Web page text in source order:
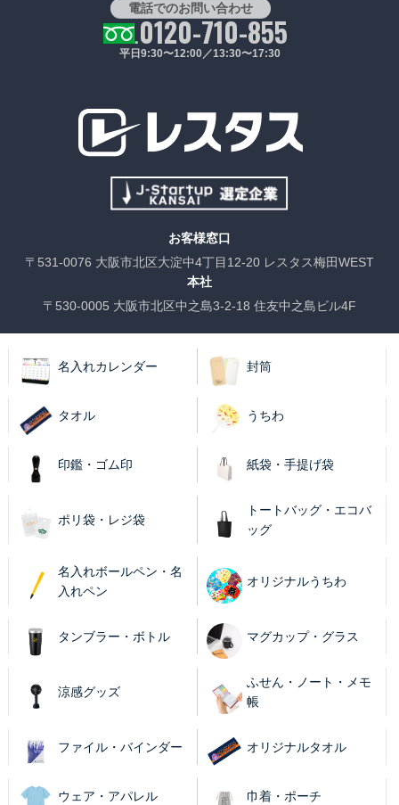
電話でのお問い合わせ
0120-710-855
平日9:30〜12:00／13:30〜17:30
お客様窓口
〒531-0076 大阪市北区大淀中4丁目12-20 レスタス梅田WEST
本社
〒530-0005 大阪市北区中之島3-2-18 住友中之島ビル4F
名入れカレンダー 封筒
タオル うちわ
印鑑・ゴム印 紙袋・手提げ袋
ポリ袋・レジ袋
トートバッグ・エコバ
ッグ
名入れボールペン・名
入れペン
オリジナルうちわ
タンブラー・ボトル マグカップ・グラス
涼感グッズ
ふせん・ノート・メモ
帳
ファイル・バインダー オリジナルタオル
ウェア・アパレル 巾着・ポーチ